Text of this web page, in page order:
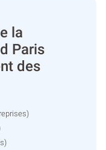
la
Paris
des